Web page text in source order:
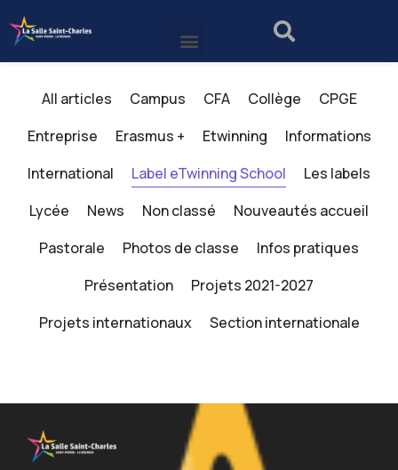
All articles Campus CFA Collège
CPGE
Entreprise
Erasmus + Etwinning
Informations
International
Label eTwinning School
Les labels
Lycée
News Non classé
Nouveautés accueil
Pastorale
Photos de classe
Infos pratiques
Présentation
Projets 2021-2027
Projets internationaux
Section internationale